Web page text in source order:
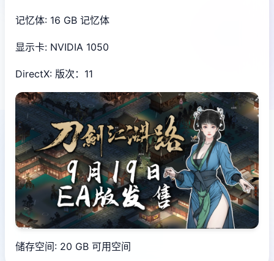
记忆体: 16 GB 记忆体
显示卡: NVIDIA 1050
DirectX: 版次：11
储存空间: 20 GB 可用空间